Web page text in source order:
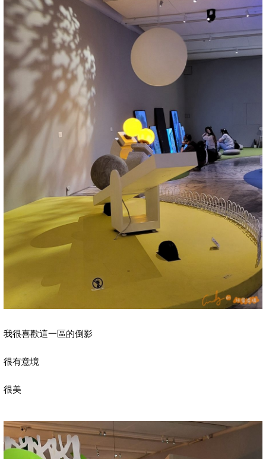
我很喜歡這一區的倒影
很有意境
很美